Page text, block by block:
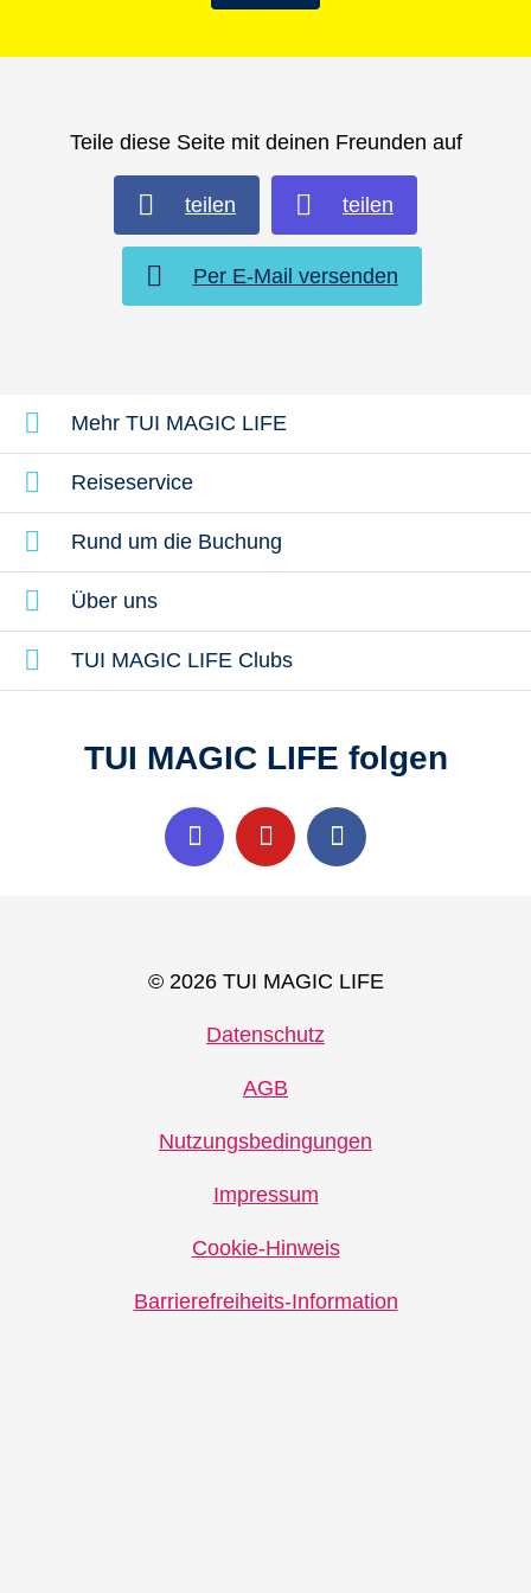
Verabschiede dich vom Weihnachtsstress und
mit TUI MAGIC LIFE.
Teile diese Seite mit deinen Freunden auf
teilen teilen
Per E-Mail versenden
Mehr TUI MAGIC LIFE
Reiseservice
Rund um die Buchung
Über uns
TUI MAGIC LIFE Clubs
TUI MAGIC LIFE folgen
© 2026 TUI MAGIC LIFE
Datenschutz
AGB
Nutzungsbedingungen
Impressum
Cookie-Hinweis
Barrierefreiheits-Information